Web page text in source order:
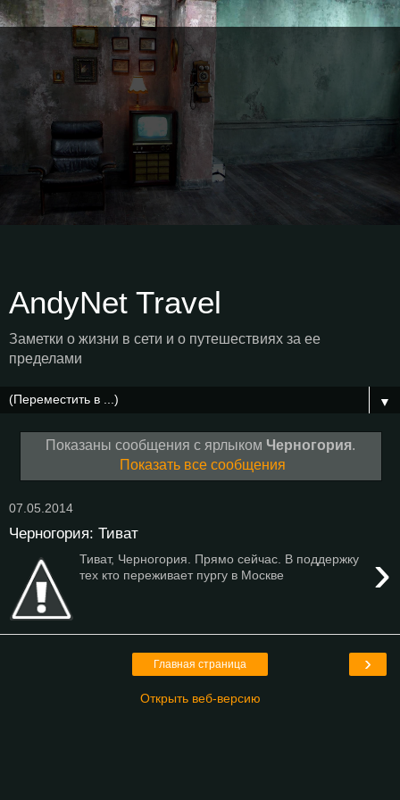
AndyNet Travel
Заметки о жизни в сети и о путешествиях за ее
пределами
▼
Показаны сообщения с ярлыком Черногория.
Показать все сообщения
07.05.2014
Черногория: Тиват
›
Тиват, Черногория. Прямо сейчас. В поддержку
тех кто переживает пургу в Москве
›
Главная страница
Открыть веб-версию